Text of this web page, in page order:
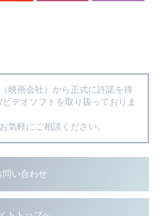
映画会社）から正式に許諾を得
デオソフトを取り扱っておりま
気軽にご相談ください。
問い合わせ